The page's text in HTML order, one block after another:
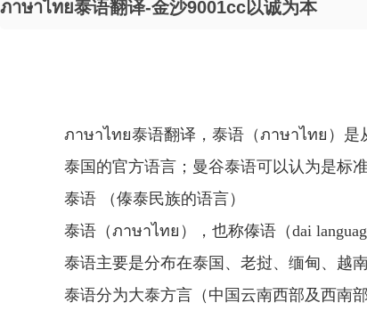
ภาษาไทย泰语翻译-金沙9001cc以诚为本
ภาษาไทย泰语翻译，泰语（ภาษาไทย）是
泰国的官方语言；曼谷泰语可以认为是标
泰语 （傣泰民族的语言）
泰语（ภาษาไทย），也称傣语（dai
泰语主要是分布在泰国、老挝、缅甸、越
泰语分为大泰方言（中国云南西部及西南